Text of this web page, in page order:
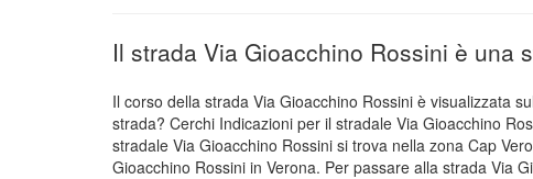
Il strada Via Gioacchino Rossini è una
Il corso della strada Via Gioacchino Rossini è visualizzata
strada? Cerchi Indicazioni per il stradale Via Gioacchino
stradale Via Gioacchino Rossini si trova nella zona Cap
Gioacchino Rossini in Verona. Per passare alla strada Via